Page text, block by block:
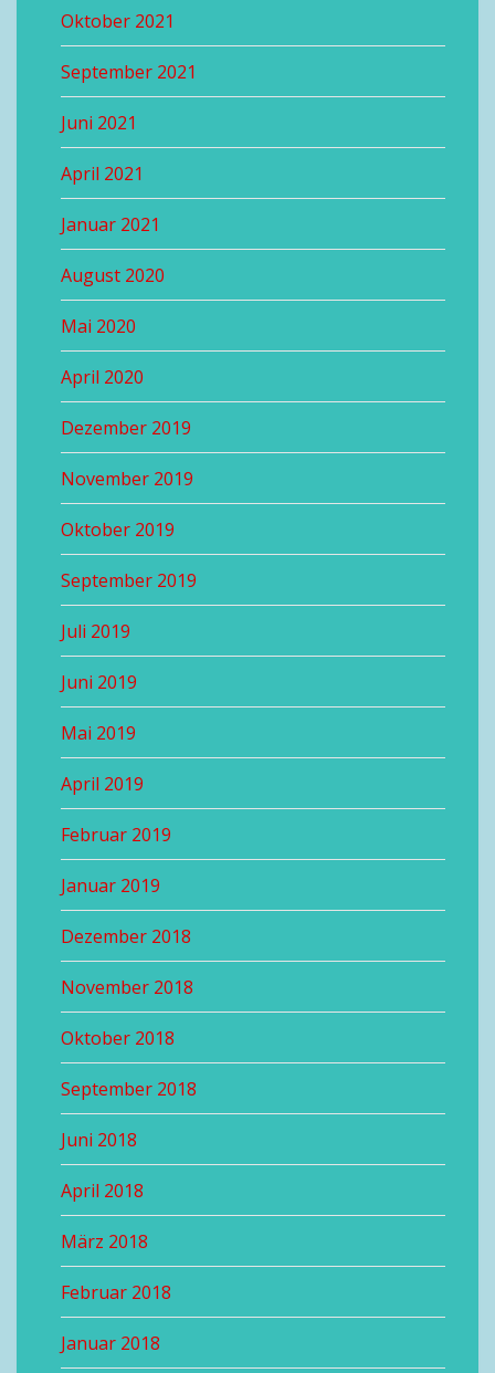
Oktober 2021
September 2021
Juni 2021
April 2021
Januar 2021
August 2020
Mai 2020
April 2020
Dezember 2019
November 2019
Oktober 2019
September 2019
Juli 2019
Juni 2019
Mai 2019
April 2019
Februar 2019
Januar 2019
Dezember 2018
November 2018
Oktober 2018
September 2018
Juni 2018
April 2018
März 2018
Februar 2018
Januar 2018